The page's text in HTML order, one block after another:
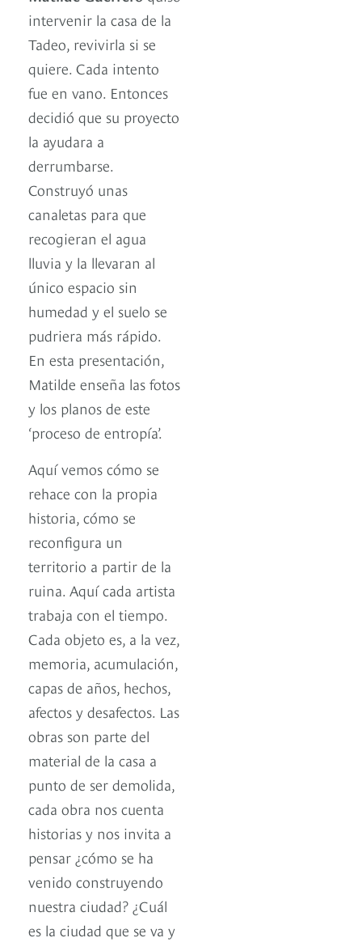
intervenir la casa de la
Tadeo, revivirla si se
quiere. Cada intento
fue en vano. Entonces
decidió que su proyecto
la ayudara a
derrumbarse.
Construyó unas
canaletas para que
recogieran el agua
lluvia y la llevaran al
único espacio sin
humedad y el suelo se
pudriera más rápido.
En esta presentación,
Matilde enseña las fotos
y los planos de este
‘proceso de entropía’.
Aquí vemos cómo se
rehace con la propia
historia, cómo se
reconfigura un
territorio a partir de la
ruina. Aquí cada artista
trabaja con el tiempo.
Cada objeto es, a la vez,
memoria, acumulación,
capas de años, hechos,
afectos y desafectos. Las
obras son parte del
material de la casa a
punto de ser demolida,
cada obra nos cuenta
historias y nos invita a
pensar ¿cómo se ha
venido construyendo
nuestra ciudad? ¿Cuál
es la ciudad que se va y